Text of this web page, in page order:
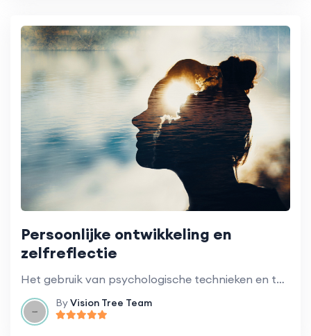
Persoonlijke ontwikkeling en
zelfreflectie
Het gebruik van psychologische technieken en theorieën om persoonlijke groei te bevorderen.
ByVision Tree Team